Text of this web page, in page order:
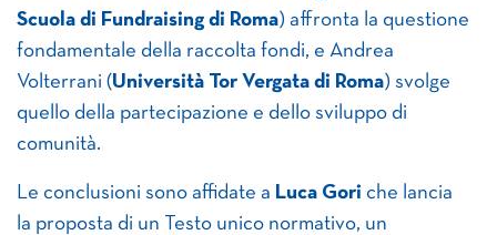
Scuola di Fundraising di Roma) affronta la questione
fondamentale della raccolta fondi, e Andrea
Volterrani (Università Tor Vergata di Roma) svolge
quello della partecipazione e dello sviluppo di
comunità.
Le conclusioni sono affidate a Luca Gori che lancia
la proposta di un Testo unico normativo, un